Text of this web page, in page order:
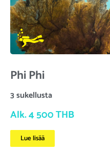
Phi Phi
3 sukellusta
Alk. 4 500 THB
Lue lisää